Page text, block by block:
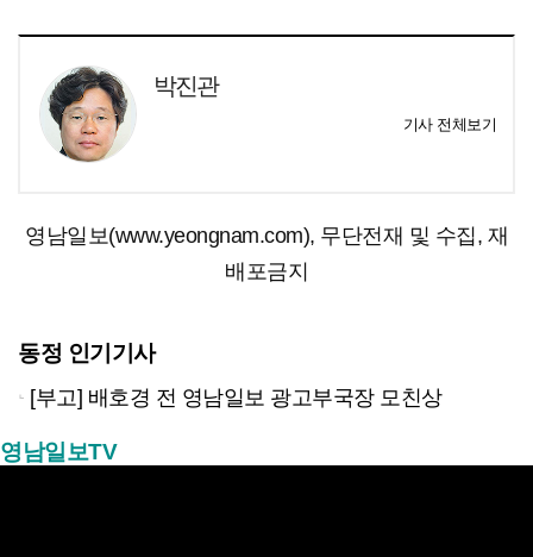
박진관
기사 전체보기
영남일보(www.yeongnam.com), 무단전재 및 수집, 재
배포금지
동정 인기기사
[부고] 배호경 전 영남일보 광고부국장 모친상
영남일보TV